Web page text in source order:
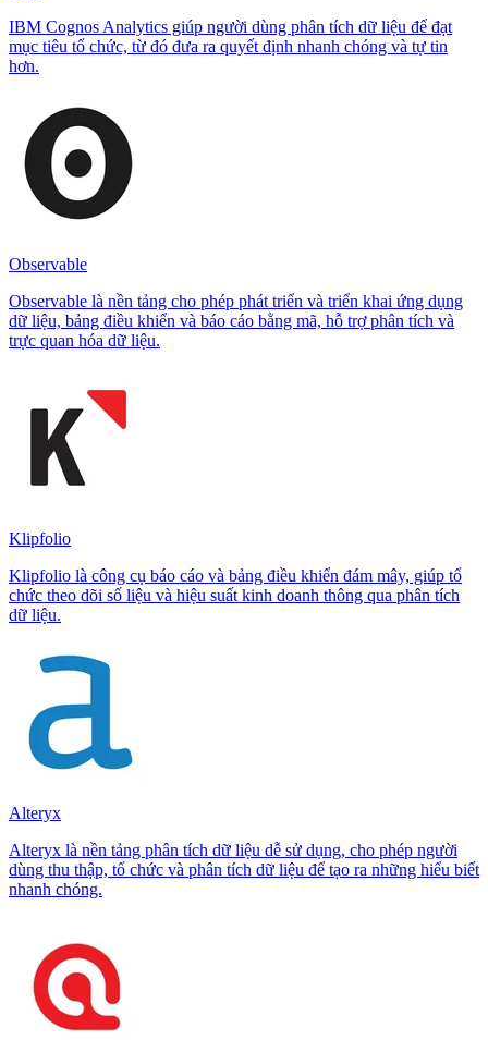
IBM Cognos Analytics giúp người dùng phân tích dữ liệu để đạt
mục tiêu tổ chức, từ đó đưa ra quyết định nhanh chóng và tự tin
hơn.
Observable
Observable là nền tảng cho phép phát triển và triển khai ứng dụng
dữ liệu, bảng điều khiển và báo cáo bằng mã, hỗ trợ phân tích và
trực quan hóa dữ liệu.
Klipfolio
Klipfolio là công cụ báo cáo và bảng điều khiển đám mây, giúp tổ
chức theo dõi số liệu và hiệu suất kinh doanh thông qua phân tích
dữ liệu.
Alteryx
Alteryx là nền tảng phân tích dữ liệu dễ sử dụng, cho phép người
dùng thu thập, tổ chức và phân tích dữ liệu để tạo ra những hiểu biết
nhanh chóng.